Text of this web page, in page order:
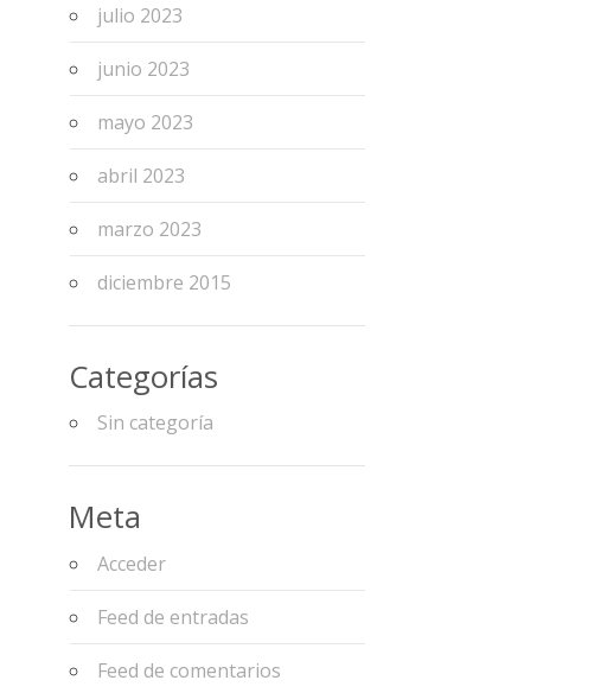
julio 2023
junio 2023
mayo 2023
abril 2023
marzo 2023
diciembre 2015
Categorías
Sin categoría
Meta
Acceder
Feed de entradas
Feed de comentarios